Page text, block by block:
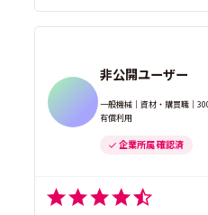
非公開ユーザー
一般機械｜資材・購買職｜
有償利用
企業所属 確認済